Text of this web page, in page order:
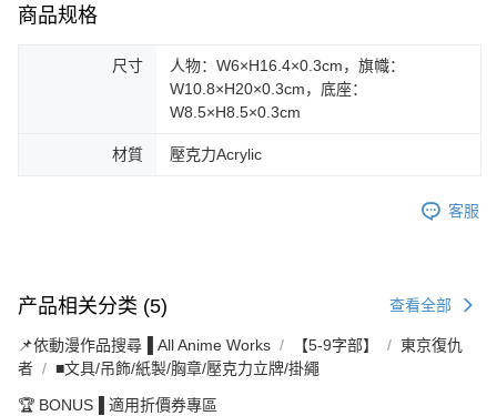
商品规格
尺寸
人物：W6×H16.4×0.3cm，旗幟：
W10.8×H20×0.3cm，底座：
W8.5×H8.5×0.3cm
材質 壓克力Acrylic
客服
产品相关分类 (5) 查看全部
📌依動漫作品搜尋▐ All Anime Works 【5-9字部】
東京復仇
者
■文具/吊飾/紙製/胸章/壓克力立牌/掛繩
🏆 BONUS▐ 適用折價券專區